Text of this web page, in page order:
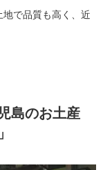
で品質も高く、近
島のお土産